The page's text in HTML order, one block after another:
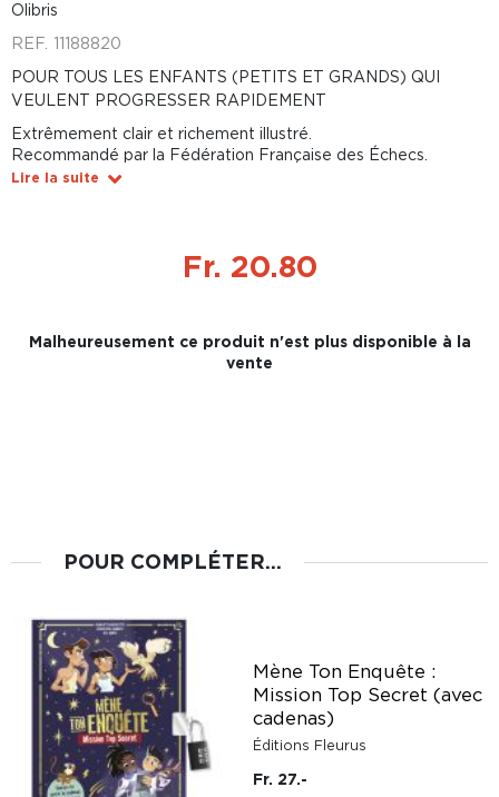
Olibris
REF. 11188820
POUR TOUS LES ENFANTS (PETITS ET GRANDS) QUI
VEULENT PROGRESSER RAPIDEMENT
Extrêmement clair et richement illustré.
Recommandé par la Fédération Française des Échecs.
Lire la suite
Fr. 20.80
Malheureusement ce produit n'est plus disponible à la
vente
POUR COMPLÉTER...
Mène Ton Enquête :
Mission Top Secret (avec
cadenas)
Éditions Fleurus
Fr. 27.-